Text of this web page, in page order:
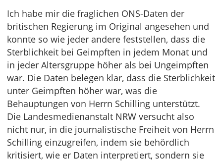
Ich habe mir die fraglichen ONS-Daten der
britischen Regierung im Original angesehen und
konnte so wie jeder andere feststellen, dass die
Sterblichkeit bei Geimpften in jedem Monat und
in jeder Altersgruppe höher als bei Ungeimpften
war. Die Daten belegen klar, dass die Sterblichkeit
unter Geimpften höher war, was die
Behauptungen von Herrn Schilling unterstützt.
Die Landesmedienanstalt NRW versucht also
nicht nur, in die journalistische Freiheit von Herrn
Schilling einzugreifen, indem sie behördlich
kritisiert, wie er Daten interpretiert, sondern sie